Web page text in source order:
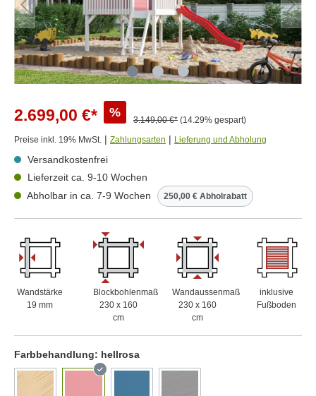
2.699,00 €* %
3.149,00 €* (14.29% gespart)
Preise inkl. 19% MwSt. | Zahlungsarten | Lieferung und Abholung
Versandkostenfrei
Lieferzeit ca. 9-10 Wochen
Abholbar in ca. 7-9 Wochen
250,00 € Abholrabatt
Wandstärke
19 mm
Blockbohlenmaß
230 x 160
cm
Wandaussenmaß
230 x 160
cm
inklusive
Fußboden
Farbbehandlung: hellrosa